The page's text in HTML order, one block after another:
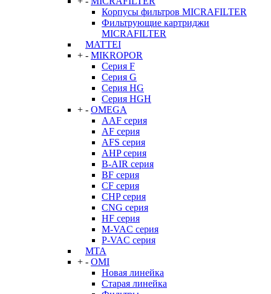
Корпусы фильтров MICRAFILTER
Фильтрующие картриджи
MICRAFILTER
MATTEI
+ - MIKROPOR
Серия F
Серия G
Серия HG
Серия HGH
+ - OMEGA
AAF серия
AF серия
AFS серия
AHP серия
B-AIR серия
BF серия
CF серия
CHP серия
CNG серия
HF серия
M-VAC серия
P-VAC серия
MTA
+ - OMI
Новая линейка
Старая линейка